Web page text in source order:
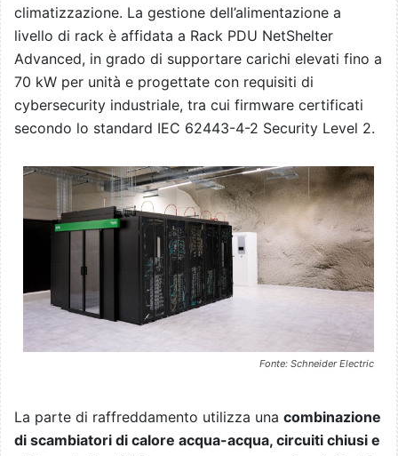
climatizzazione. La gestione dell’alimentazione a
livello di rack è affidata a Rack PDU NetShelter
Advanced, in grado di supportare carichi elevati fino a
70 kW per unità e progettate con requisiti di
cybersecurity industriale, tra cui firmware certificati
secondo lo standard IEC 62443-4-2 Security Level 2.
Fonte: Schneider Electric
La parte di raffreddamento utilizza una combinazione
di scambiatori di calore acqua-acqua, circuiti chiusi e